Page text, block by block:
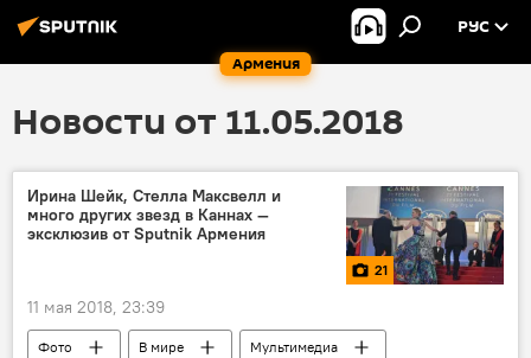
Армения
РУС
Новости от 11.05.2018
Ирина Шейк, Стелла Максвелл и
много других звезд в Каннах —
эксклюзив от Sputnik Армения
21
11 мая 2018, 23:39
Фото В мире Мультимедиа